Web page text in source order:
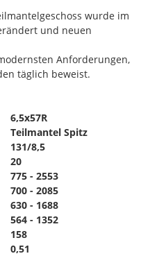
wurde im
und neuen
Anforderungen,
täglich beweist.
6,5x57R
Teilmantel Spitz
131/8,5
20
775 - 2553
700 - 2085
630 - 1688
564 - 1352
158
0,51